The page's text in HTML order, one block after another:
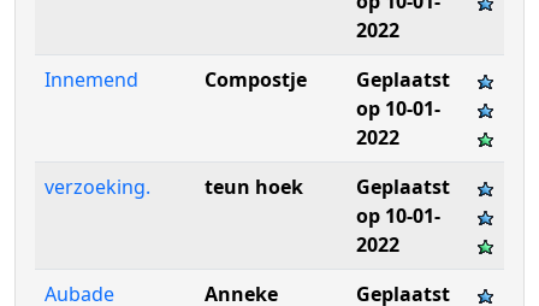
2022
Innemend
Compostje
Geplaatst
op 10-01-
2022
verzoeking.
teun hoek
Geplaatst
op 10-01-
2022
Aubade
Anneke
Geplaatst